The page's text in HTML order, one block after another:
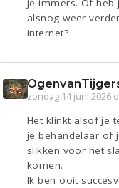
je immers. Of heb
alsnog weer
internet?
zondag 14 juni 2026
Het klinkt alsof je
je behandelaar of
slikken voor het
komen.
Ik ben ooit